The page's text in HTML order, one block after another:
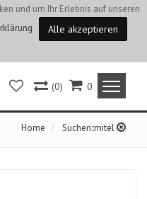
und um Ihr Erlebnis auf unseren
Alle akzeptieren
0
(0)
Home Suchen::mitel